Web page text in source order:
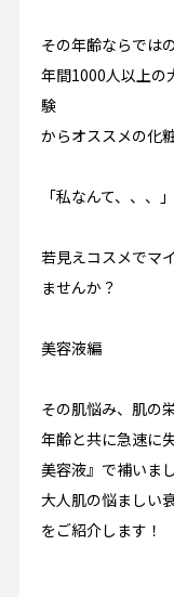
その年齢ならでは
年間1000人以上の
験
からオススメの化
「私なんて、、、
若見えコスメでマ
ませんか？
美容液編
その肌悩み、肌の
年齢と共に急速に
美容液』で補いま
大人肌の悩ましい
をご紹介します！